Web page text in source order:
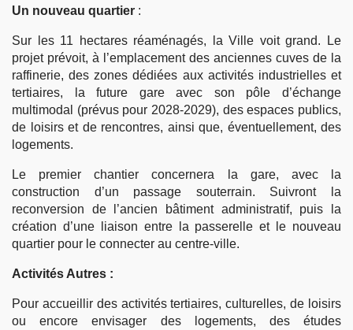
Un nouveau quartier :
Sur les 11 hectares réaménagés, la Ville voit grand. Le
projet prévoit, à l’emplacement des anciennes cuves de la
raffinerie, des zones dédiées aux activités industrielles et
tertiaires, la future gare avec son pôle d’échange
multimodal (prévus pour 2028-2029), des espaces publics,
de loisirs et de rencontres, ainsi que, éventuellement, des
logements.
Le premier chantier concernera la gare, avec la
construction d’un passage souterrain. Suivront la
reconversion de l’ancien bâtiment administratif, puis la
création d’une liaison entre la passerelle et le nouveau
quartier pour le connecter au centre-ville.
Activités Autres :
Pour accueillir des activités tertiaires, culturelles, de loisirs
ou encore envisager des logements, des études